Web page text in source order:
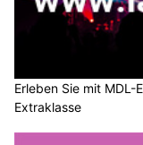
Erleben Sie mit MDL-
Extraklasse